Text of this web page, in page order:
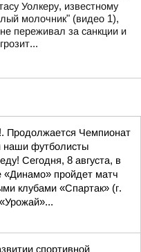
Уолкеру, известному
молочник" (видео 1),
переживал за санкции и
Чемпионат
наши футболисты
Сегодня, 8 августа, в
«Динамо» пройдет матч
клубами «Спартак» (г.
спортивной